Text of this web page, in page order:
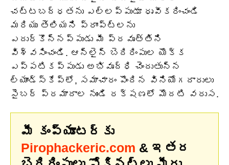
చట్టబద్ధతను ఎల్లప్పుడూ ధృవీకరించండి
మరియు తెలియని ప్రాంప్ట్‌లను
ఎదుర్కొన్నప్పుడు మీ ప్రవృత్తిని
విశ్వసించండి. ఆన్‌లైన్ బెదిరింపుల యొక్క
ఎప్పటికప్పుడు అభివృద్ధి చెందుతున్న
ల్యాండ్‌స్కేప్‌లో, సమాచారం పొందిన వినియోగదారులు
సైబర్ ప్రమాదాల నుండి రక్షణలో మొదటి వరుస.
మీ కంప్యూటర్‌కు
Pirophackeric.com & ఇతర